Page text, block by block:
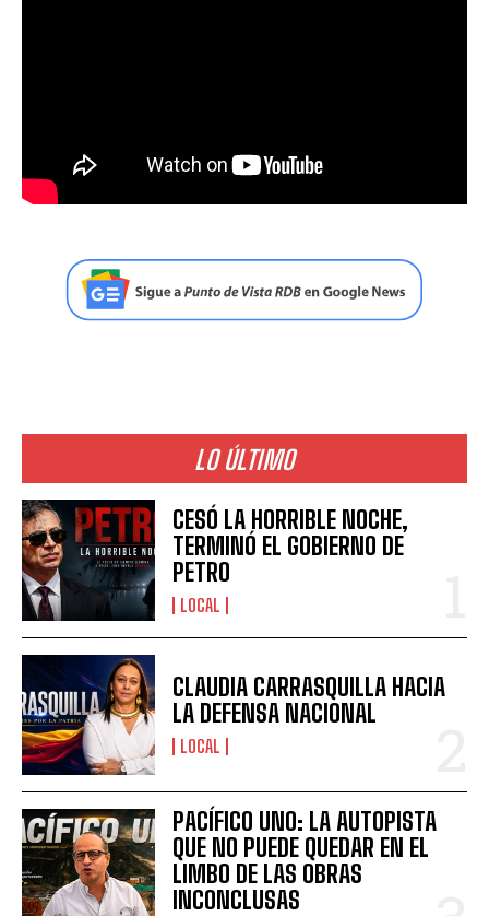
LO ÚLTIMO
CESÓ LA HORRIBLE NOCHE,
TERMINÓ EL GOBIERNO DE
PETRO
LOCAL
CLAUDIA CARRASQUILLA HACIA
LA DEFENSA NACIONAL
LOCAL
PACÍFICO UNO: LA AUTOPISTA
QUE NO PUEDE QUEDAR EN EL
LIMBO DE LAS OBRAS
INCONCLUSAS